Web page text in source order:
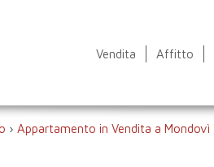
Vendita Affitto
› Appartamento in Vendita a Mondovì